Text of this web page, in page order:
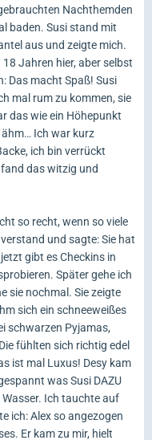
Nachthemden
baden. Susi stand mit
aus und zeigte mich.
Jahren hier, aber selbst
Das macht Spaß! Susi
mal rum zu kommen, sie
das wie ein Höhepunkt
ähm… Ich war kurz
ich bin verrückt
fand das witzig und
so recht, wenn so viele
und sagte: Sie hat
gibt es Checkins in
Später gehe ich
sie nochmal. Sie zeigte
sich ein schneeweißes
schwarzen Pyjamas,
fühlten sich richtig edel
ist mal Luxus! Desy kam
was Susi DAZU
Ich tauchte auf
ich: Alex so angezogen
Er kam zu mir, hielt